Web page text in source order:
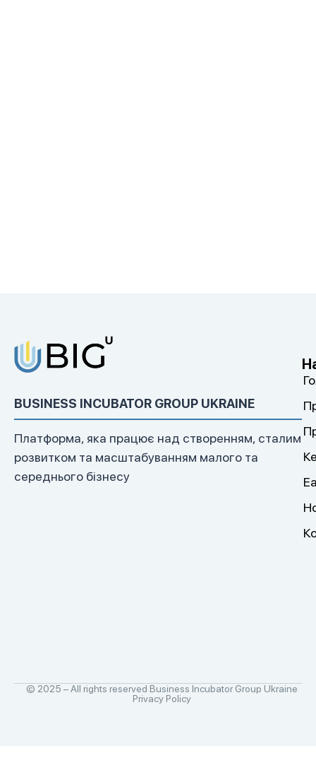
BUSINESS INCUBATOR GROUP UKRAINE
Платформа, яка працює над створенням, сталим
розвитком та масштабуванням малого та
середнього бізнесу
© 2025 – All rights reserved Business Incubator Group Ukraine
Privacy Policy